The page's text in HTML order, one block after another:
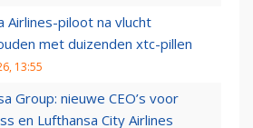
Airlines-piloot na vlucht
met duizenden xtc-pillen
13:55
Group: nieuwe CEO’s voor
en Lufthansa City Airlines